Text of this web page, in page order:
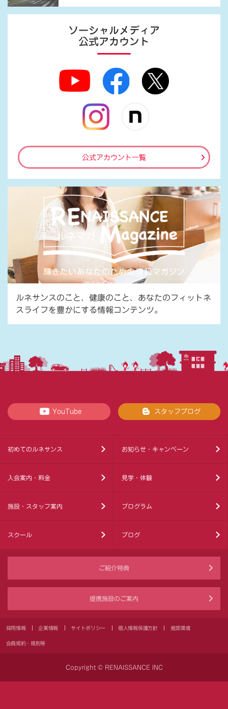
ソーシャルメディア
公式アカウント
公式アカウント一覧
ルネサンスのこと、健康のこと、あなたのフィットネ
スライフを豊かにする情報コンテンツ。
YouTube スタッフブログ
初めてのルネサンス お知らせ・キャンペーン
入会案内・料金 見学・体験
施設・スタッフ案内 プログラム
スクール ブログ
ご紹介特典
提携施設のご案内
採用情報 企業情報 サイトポリシー 個人情報保護方針 推奨環境
会員規約・規則等
Copyright © RENAISSANCE INC